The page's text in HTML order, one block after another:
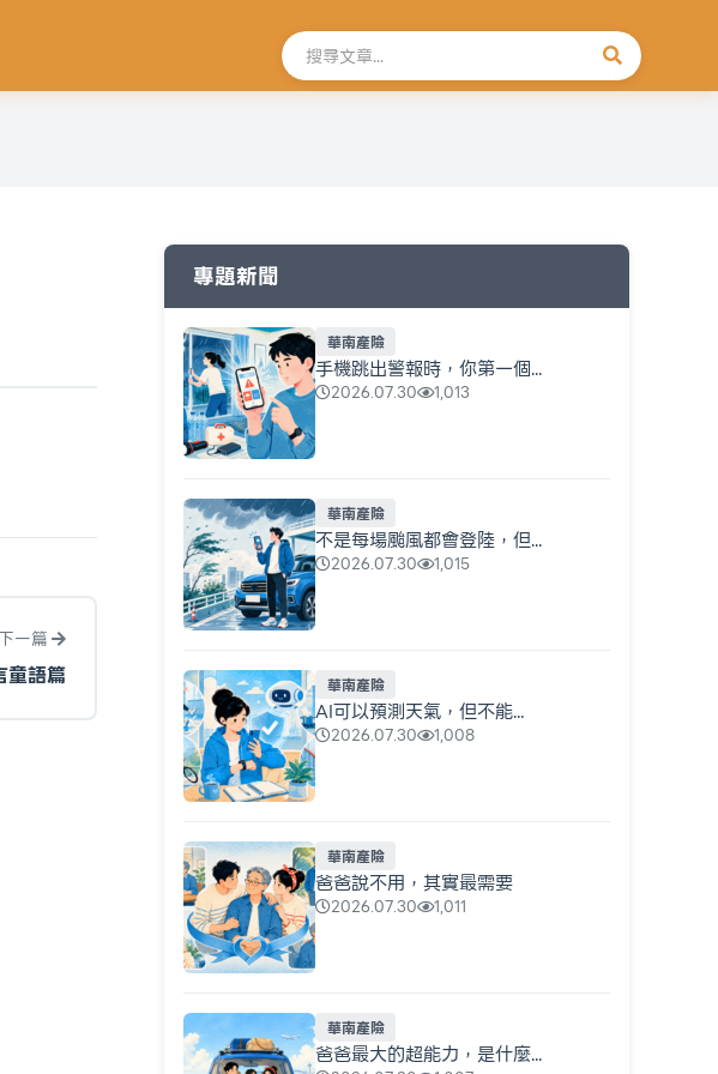
搜尋文章
一篇
童語篇
專題新聞
華南產險
手機跳出警報時，你第一個...
2026.07.30 1,013
華南產險
不是每場颱風都會登陸，但...
2026.07.30 1,015
華南產險
AI可以預測天氣，但不能...
2026.07.30 1,008
華南產險
爸爸說不用，其實最需要
2026.07.30 1,011
華南產險
爸爸最大的超能力，是什麼...